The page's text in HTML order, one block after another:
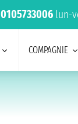
0105733006 lun-
COMPAGNIE